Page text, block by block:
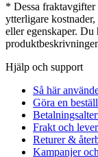
* Dessa
ytterligare
eller egenskaper.
Hjälp och support
Så här
Göra en
Frakt och
Returer &
Kampanjer